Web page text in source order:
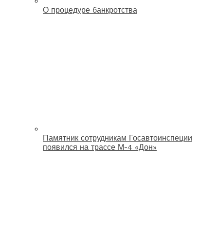
О процедуре банкротства
Памятник сотрудникам Госавтоинспеции
появился на трассе М-4 «Дон»